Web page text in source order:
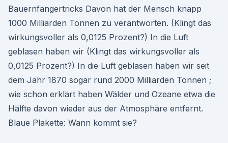
Bauernfängertricks Davon hat der Mensch knapp
1000 Milliarden Tonnen zu verantworten. (Klingt das
wirkungsvoller als 0,0125 Prozent?) In die Luft
geblasen haben wir (Klingt das wirkungsvoller als
0,0125 Prozent?) In die Luft geblasen haben wir seit
dem Jahr 1870 sogar rund 2000 Milliarden Tonnen ;
wie schon erklärt haben Wälder und Ozeane etwa die
Hälfte davon wieder aus der Atmosphäre entfernt.
Blaue Plakette: Wann kommt sie?